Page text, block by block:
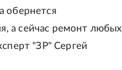
обернется
а сейчас ремонт любых
"ЗР" Сергей